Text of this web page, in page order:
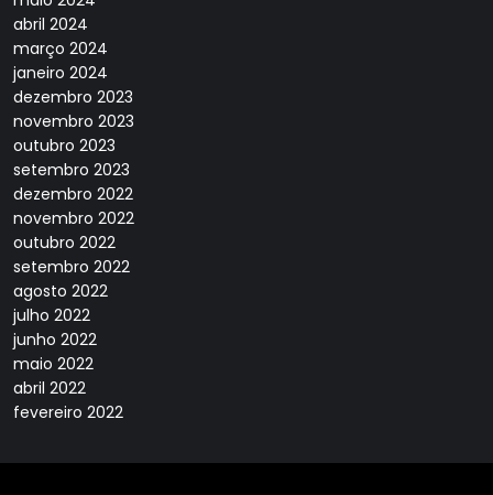
abril 2024
março 2024
janeiro 2024
dezembro 2023
novembro 2023
outubro 2023
setembro 2023
dezembro 2022
novembro 2022
outubro 2022
setembro 2022
agosto 2022
julho 2022
junho 2022
maio 2022
abril 2022
fevereiro 2022